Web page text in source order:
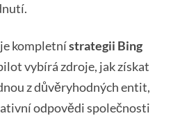
kompletnístrategii Bing
vybírá zdroje, jak získat
z důvěryhodných entit,
odpovědi společnosti